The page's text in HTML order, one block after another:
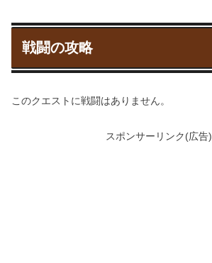
戦闘の攻略
このクエストに戦闘はありません。
スポンサーリンク(広告)